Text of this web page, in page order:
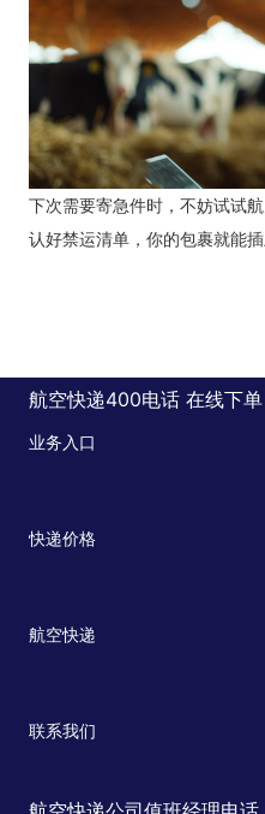
下次需要寄急件时，不妨试试
认好禁运清单，你的包裹就能
航空快递400电话 在线下单
业务入口
快递价格
航空快递
联系我们